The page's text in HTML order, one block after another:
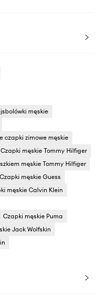
męskie
czapki zimowe męskie
Czapki męskie Tommy Hilfiger
męskie Tommy Hilfiger
Czapki męskie Guess
męskie Calvin Klein
Czapki męskie Puma
Jack Wolfskin